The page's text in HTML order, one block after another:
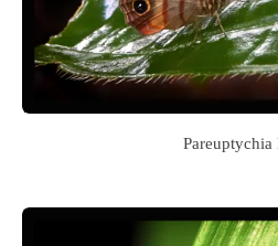
Pareuptychia